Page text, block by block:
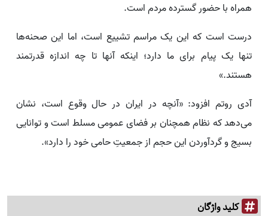
همراه با حضور گسترده مردم است.
درست است که این یک مراسم تشییع است، اما این صحنه‌ها
تنها یک پیام برای ما دارد؛ اینکه آنها تا چه اندازه قدرتمند
هستند.»
آدی روتم افزود: «آنچه در ایران در حال وقوع است، نشان
می‌دهد که نظام همچنان بر فضای عمومی مسلط است و توانایی
بسیج و گردآوردن این حجم از جمعیتِ حامی خود را دارد».
کلید واژگان